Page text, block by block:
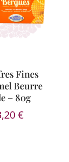
Fines
Beurre
– 80g
€